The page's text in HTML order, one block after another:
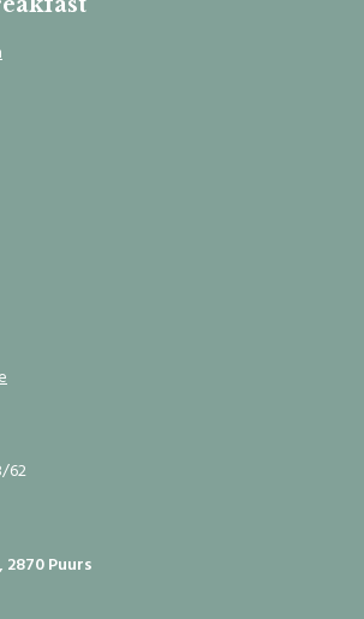
62
2870 Puurs